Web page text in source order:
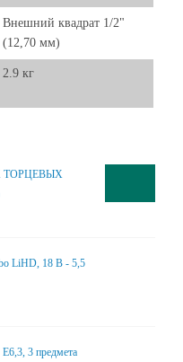
Внешний квадрат 1/2"
(12,70 мм)
2.9 кг
ТОРЦЕВЫХ
LiHD, 18 В - 5,5
3 предмета